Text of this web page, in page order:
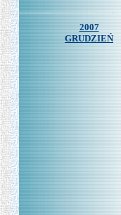
2007
GRUDZIEŃ